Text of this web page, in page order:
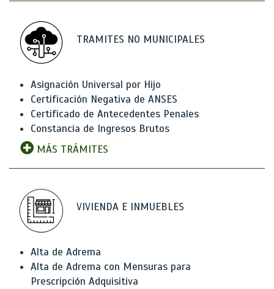
TRAMITES NO MUNICIPALES
Asignación Universal por Hijo
Certificación Negativa de ANSES
Certificado de Antecedentes Penales
Constancia de Ingresos Brutos
MÁS TRÁMITES
VIVIENDA E INMUEBLES
Alta de Adrema
Alta de Adrema con Mensuras para
Prescripción Adquisitiva